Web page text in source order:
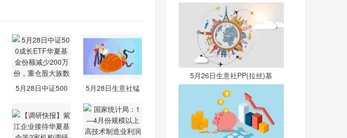
5月28日中证500
5月28日生意社锰
5月26日生意社PP(拉丝)基